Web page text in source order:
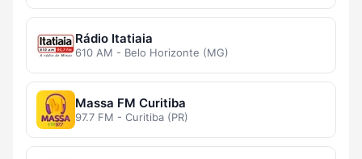
Rádio Itatiaia
610 AM - Belo Horizonte (MG)
Massa FM Curitiba
97.7 FM - Curitiba (PR)